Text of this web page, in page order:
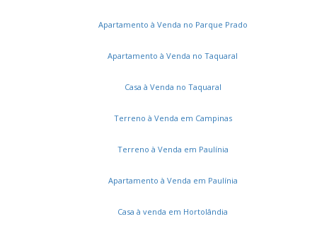
Vivenda das Quaresmeiras
Sans Souci
Residencial Portal do Jequitibá
Jardim Recanto
Residencial Porto Seguro Village
Village Sans Souci
Apartamento à Venda no Parque Prado
Apartamento à Venda no Taquaral
Casa à Venda no Taquaral
Terreno à Venda em Campinas
Terreno à Venda em Paulínia
Apartamento à Venda em Paulínia
Casa à venda em Hortolândia